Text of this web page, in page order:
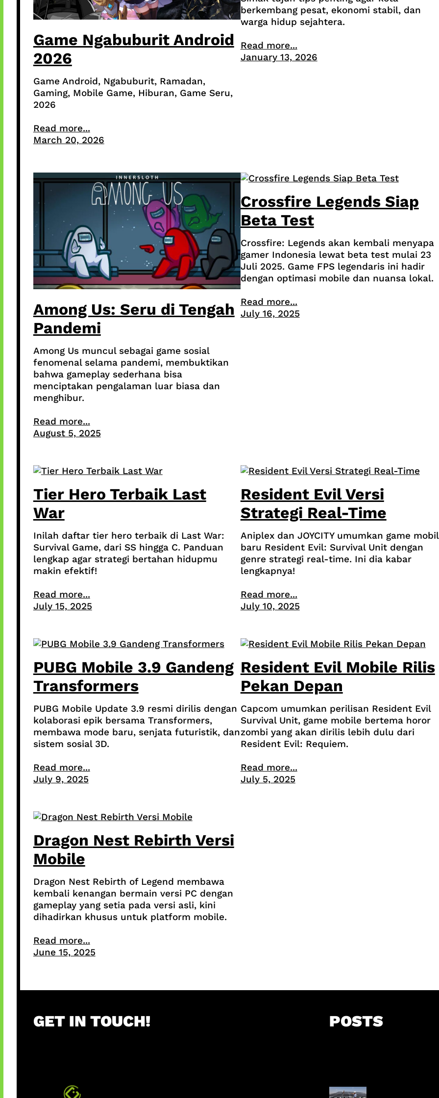
Game Ngabuburit Android
2026
Game Android, Ngabuburit, Ramadan,
Gaming, Mobile Game, Hiburan, Game Seru,
2026
Read more...
March 20, 2026
berkembang pesat, ekonomi stabil, dan
warga hidup sejahtera.
Read more...
January 13, 2026
Among Us: Seru di Tengah
Pandemi
Among Us muncul sebagai game sosial
fenomenal selama pandemi, membuktikan
bahwa gameplay sederhana bisa
menciptakan pengalaman luar biasa dan
menghibur.
Read more...
August 5, 2025
Crossfire Legends Siap
Beta Test
Crossfire: Legends akan kembali menyapa
gamer Indonesia lewat beta test mulai 23
Juli 2025. Game FPS legendaris ini hadir
dengan optimasi mobile dan nuansa lokal.
Read more...
July 16, 2025
Tier Hero Terbaik Last
War
Inilah daftar tier hero terbaik di Last War:
Survival Game, dari SS hingga C. Panduan
lengkap agar strategi bertahan hidupmu
makin efektif!
Read more...
July 15, 2025
Resident Evil Versi
Strategi Real-Time
Aniplex dan JOYCITY umumkan game
baru Resident Evil: Survival Unit dengan
genre strategi real-time. Ini dia kabar
lengkapnya!
Read more...
July 10, 2025
PUBG Mobile 3.9 Gandeng
Transformers
PUBG Mobile Update 3.9 resmi dirilis dengan
kolaborasi epik bersama Transformers,
membawa mode baru, senjata futuristik, dan
sistem sosial 3D.
Read more...
July 9, 2025
Resident Evil Mobile Rilis
Pekan Depan
Capcom umumkan perilisan Resident Evil
Survival Unit, game mobile bertema horor
zombi yang akan dirilis lebih dulu dari
Resident Evil: Requiem.
Read more...
July 5, 2025
Dragon Nest Rebirth Versi
Mobile
Dragon Nest Rebirth of Legend membawa
kembali kenangan bermain versi PC dengan
gameplay yang setia pada versi asli, kini
dihadirkan khusus untuk platform mobile.
Read more...
June 15, 2025
GET IN TOUCH! POSTS
Insentif Baru